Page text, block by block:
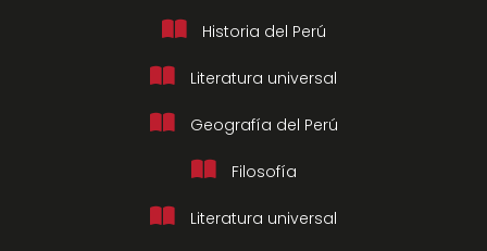
Historia del Perú
Literatura universal
Geografía del Perú
Filosofía
Literatura universal